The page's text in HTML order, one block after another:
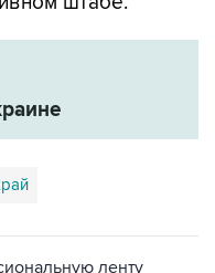
новостей сайта